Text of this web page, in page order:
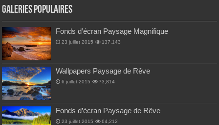
Galeries Populaires
Fonds d’écran Paysage Magnifique
23 juillet 2015 137,143
Wallpapers Paysage de Rêve
6 juillet 2015 73,814
Fonds d’écran Paysage de Rêve
23 juillet 2015 64,212